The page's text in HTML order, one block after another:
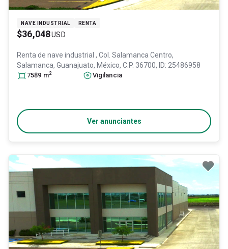
NAVE INDUSTRIAL RENTA
$36,048USD
Renta de nave industrial , Col. Salamanca Centro,
Salamanca, Guanajuato, México, C.P. 36700, ID: 25486958
7589 m2 Vigilancia
Ver anunciantes